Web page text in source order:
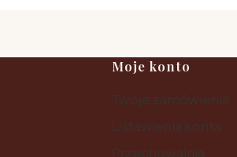
Moje konto